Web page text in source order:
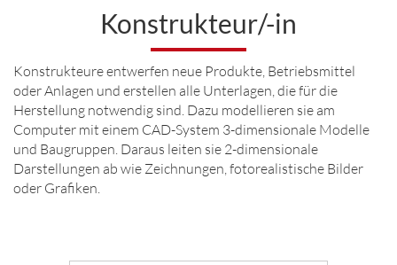
Konstrukteur/-in
Konstrukteure entwerfen neue Produkte, Betriebsmittel
oder Anlagen und erstellen alle Unterlagen, die für die
Herstellung notwendig sind. Dazu modellieren sie am
Computer mit einem CAD-System 3-dimensionale Modelle
und Baugruppen. Daraus leiten sie 2-dimensionale
Darstellungen ab wie Zeichnungen, fotorealistische Bilder
oder Grafiken.